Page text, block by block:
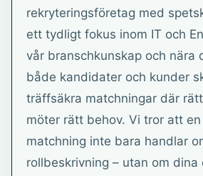
rekryteringsföretag med
ett tydligt fokus inom IT och
vår branschkunskap och nära
både kandidater och kunder
träffsäkra matchningar där
möter rätt behov. Vi tror att
matchning inte bara handlar
rollbeskrivning – utan om dina